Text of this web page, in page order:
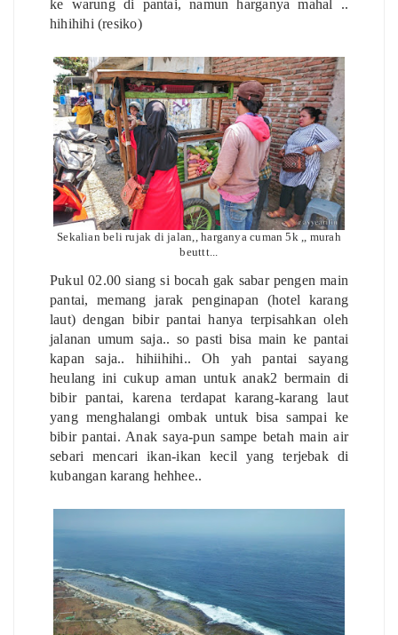
ke warung di pantai, namun harganya mahal ..
hihihihi (resiko)
Sekalian beli rujak di jalan,, harganya cuman 5k ,, murah
beuttt...
Pukul 02.00 siang si bocah gak sabar pengen main
pantai, memang jarak penginapan (hotel karang
laut) dengan bibir pantai hanya terpisahkan oleh
jalanan umum saja.. so pasti bisa main ke pantai
kapan saja.. hihiihihi.. Oh yah pantai sayang
heulang ini cukup aman untuk anak2 bermain di
bibir pantai, karena terdapat karang-karang laut
yang menghalangi ombak untuk bisa sampai ke
bibir pantai. Anak saya-pun sampe betah main air
sebari mencari ikan-ikan kecil yang terjebak di
kubangan karang hehhee..